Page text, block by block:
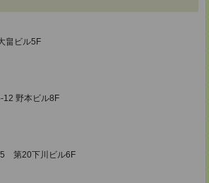
畠ビル5F
12 野本ビル8F
第20下川ビル6F